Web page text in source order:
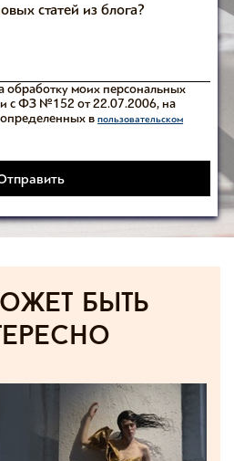
статей из блога?
обработку моих персональных
с ФЗ №152 от 22.07.2006, на
определенных впользовательском
быть